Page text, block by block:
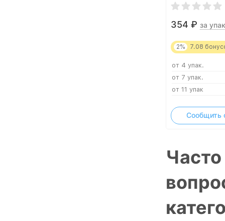
354 ₽ за
2% 7.08
от 4 упак.
от 7 упак.
от 11 упак
Сообщить